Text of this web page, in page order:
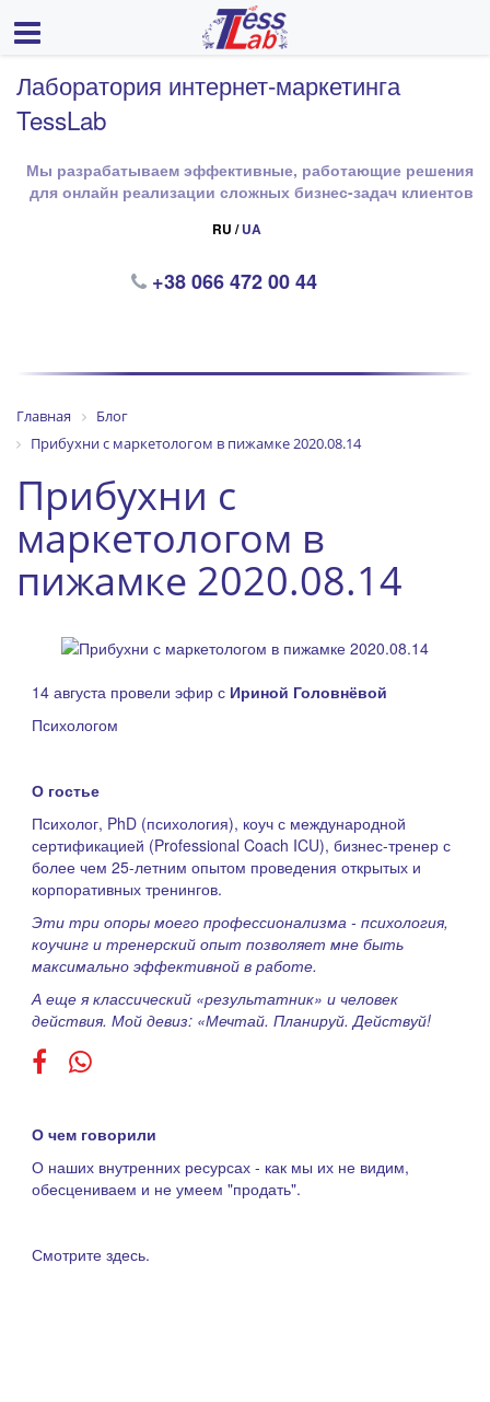
Лаборатория интернет-маркетинга
TessLab
Мы разрабатываем эффективные, работающие решения
для онлайн реализации сложных бизнес-задач клиентов
RU /UA
+38 066 472 00 44
Главная
Блог
Прибухни с маркетологом в пижамке 2020.08.14
Прибухни с
маркетологом в
пижамке 2020.08.14
14 августа провели эфир с Ириной Головнёвой
Психологом
О гостье
Психолог, PhD (психология), коуч с международной
сертификацией (Professional Coach ICU), бизнес-тренер с
более чем 25-летним опытом проведения открытых и
корпоративных тренингов.
Эти три опоры моего профессионализма - психология,
коучинг и тренерский опыт позволяет мне быть
максимально эффективной в работе.
А еще я классический «результатник» и человек
действия. Мой девиз: «Мечтай. Планируй. Действуй!
О чем говорили
О наших внутренних ресурсах - как мы их не видим,
обесцениваем и не умеем "продать".
Смотрите здесь.